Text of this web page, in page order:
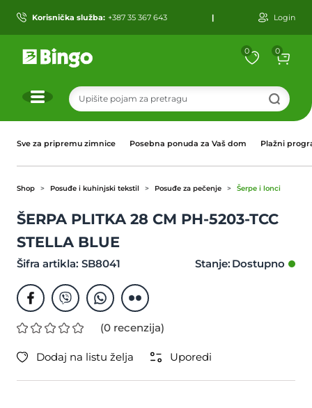
Korisnička služba: +387 35 367 643 | Login
0 0
Sve za pripremu zimnice Posebna ponuda za Vaš dom Plažni
Shop Posuđe i kuhinjski tekstil Posuđe za pečenje Šerpe i lonci
ŠERPA PLITKA 28 CM PH-5203-TCC
STELLA BLUE
Šifra artikla: SB8041 Stanje:
(0 recenzija)
Dodaj na listu želja Uporedi